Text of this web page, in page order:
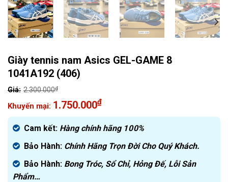
Giày tennis nam Asics GEL-GAME 8
1041A192 (406)
2.300.000₫
Giá
gốc
là:
2.300.000₫.
1.750.000₫
Giá
hiện
tại
là:
1.750.000₫.
Cam kết: Hàng chính hãng 100%
Bảo Hành: Chính Hãng Trọn Đời Cho Quý Khách.
Bảo Hành: Bong Tróc, Sổ Chỉ, Hỏng Đế, Lỗi Sản
Phẩm…